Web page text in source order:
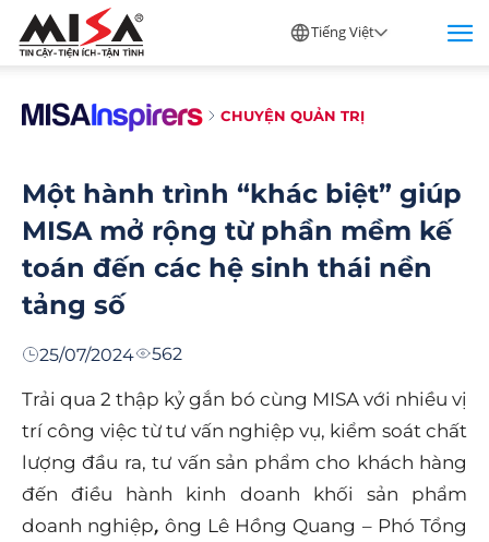
Tiếng Việt
CHUYỆN QUẢN TRỊ
Một hành trình “khác biệt” giúp
MISA mở rộng từ phần mềm kế
toán đến các hệ sinh thái nền
tảng số
25/07/2024 562
Trải qua 2 thập kỷ gắn bó cùng MISA với nhiều vị
trí công việc từ tư vấn nghiệp vụ, kiểm soát chất
lượng đầu ra, tư vấn sản phẩm cho khách hàng
đến điều hành kinh doanh khối sản phẩm
doanh nghiệp, ông Lê Hồng Quang – Phó Tổng